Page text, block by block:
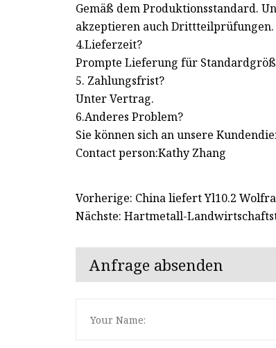
Gemäß dem Produktionsstandard.
akzeptieren auch Drittteilprüfungen.
4.Lieferzeit?
Prompte Lieferung für
5. Zahlungsfrist?
Unter Vertrag.
6.Anderes Problem?
Sie können sich an unsere
Contact person:Kathy Zhang
Vorherige: China liefert Yl10.2
Nächste: Hartmetall-
Anfrage absenden